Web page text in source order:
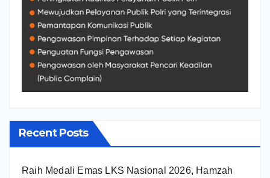
Recent Posts
Raih Medali Emas LKS Nasional 2026, Hamzah